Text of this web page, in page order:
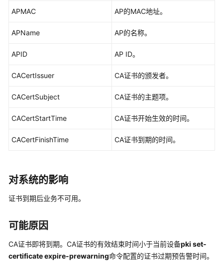
坤-
户
操
为
坤-
更
多
档
规
格
APMAC AP的MAC地址。
APName AP的名称。
APID AP ID。
CACertIssuer CA证书的颁发者。
CACertSubject CA证书的主题项。
CACertStartTime CA证书开始生效的时间。
CACertFinishTime CA证书到期的时间。
对系统的影响
证书到期后业务不可用。
可能原因
CA证书即将到期。CA证书的有效结束时间小于当前设备pki set-
certificate expire-prewarning命令配置的证书过期预告警时间。